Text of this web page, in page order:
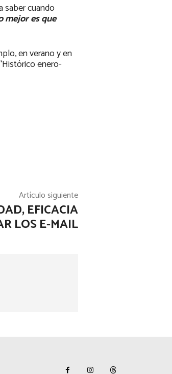
saber cuando
mejor es que
en verano y en
enero-
Artículo siguiente
EFICACIA
LOS E-MAIL